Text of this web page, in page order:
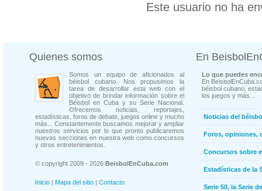
Este usuario no ha
Quienes somos
Somos un equipo de aficionados al
béisbol cubano. Nos propusimos la
tarea de desarrollar esta web con el
objetivo de brindar información sobre el
Béisbol en Cuba y su Serie Nacional.
Ofrecemos noticias, reportajes,
estadísticas, foros de debate, juegos online y mucho
más... Constantemente buscamos mejorar y ampliar
nuestros servicios por lo que pronto publicaremos
nuevas secciones en nuestra web como concursos
y otros entretenimientos.
© copyright 2009 - 2026 BeisbolEnCuba.com
Inicio | Mapa del sitio | Contacto
En
Lo que puedes
En
béisbol cubano,
los juegos y más...
Noticias del
Foros, opiniones,
Concursos sobre
Estadísticas de la
Serie 50, la Serie